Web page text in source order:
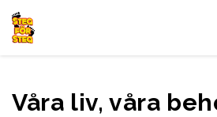
Gå till innehållet
Våra liv, våra